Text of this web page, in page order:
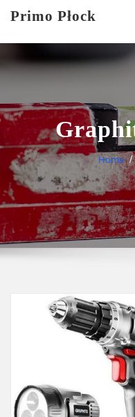
Primo Płock
Home